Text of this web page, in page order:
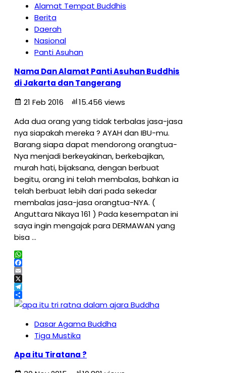
Alamat Tempat Buddhis
Berita
Daerah
Nasional
Panti Asuhan
Nama Dan Alamat Panti Asuhan Buddhis
di Jakarta dan Tangerang
21 Feb 2016
15.456 views
Ada dua orang yang tidak terbalas jasa-jasa
nya siapakah mereka ? AYAH dan IBU-mu.
Barang siapa dapat mendorong orangtua-
Nya menjadi berkeyakinan, berkebajikan,
murah hati, bijaksana, dengan berbuat
begitu, orang ini telah membalas, bahkan ia
telah berbuat lebih dari pada sekedar
membalas jasa-jasa orangtua-NYA. (
Anguttara Nikaya 161 ) Pada kesempatan ini
saya ingin mengajak para DERMAWAN yang
bisa …
WhatsApp
Facebook
Email
X
Telegram
Share
Dasar Agama Buddha
Tiga Mustika
Apa itu Tiratana ?